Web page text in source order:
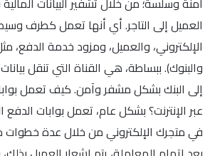
العميل إلى التاجر. أي أنها تعمل كطرف
والبنوك). ببساطة، هي القناة التي تنقل
إلى البنك بشكل مشفر وآمن. كيف تعمل
عبر الإنترنت؟ بشكل عام، تعمل بوابات
في متجرك الإلكتروني من خلال عدة خطوات